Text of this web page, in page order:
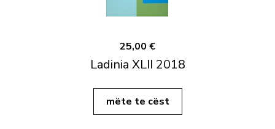
25,00 €
Ladinia XLII 2018
mëte te cëst